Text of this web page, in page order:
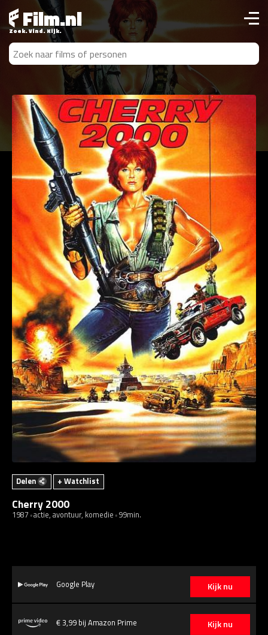
Film.nl
Zoek. Vind. Kijk.
Delen + Watchlist
Cherry 2000
1987 actie, avontuur, komedie 99min.
Kijk nu
Google Play
Kijk nu
€ 3,99 bij Amazon Prime